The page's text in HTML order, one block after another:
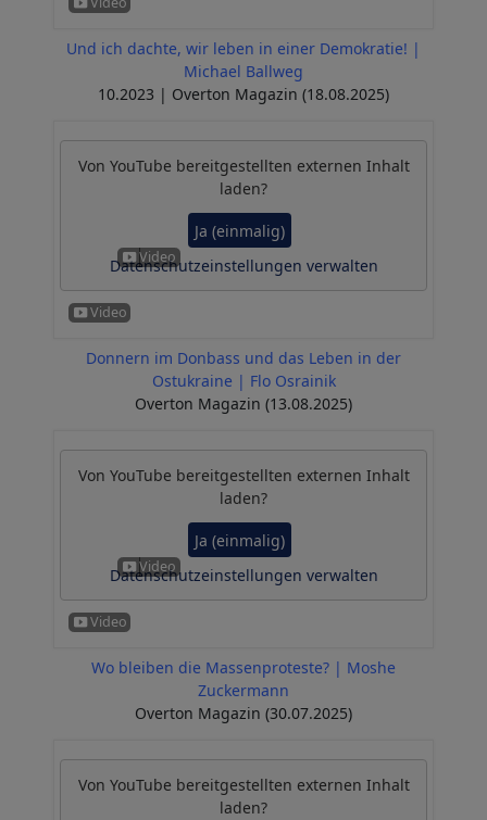
Und ich dachte, wir leben in einer Demokratie! |
Michael Ballweg
10.2023 | Overton Magazin (18.08.2025)
Von YouTube bereitgestellten externen Inhalt
laden?
Ja (einmalig)
Datenschutzeinstellungen verwalten
Donnern im Donbass und das Leben in der
Ostukraine | Flo Osrainik
Overton Magazin (13.08.2025)
Von YouTube bereitgestellten externen Inhalt
laden?
Ja (einmalig)
Datenschutzeinstellungen verwalten
Wo bleiben die Massenproteste? | Moshe
Zuckermann
Overton Magazin (30.07.2025)
Von YouTube bereitgestellten externen Inhalt
laden?